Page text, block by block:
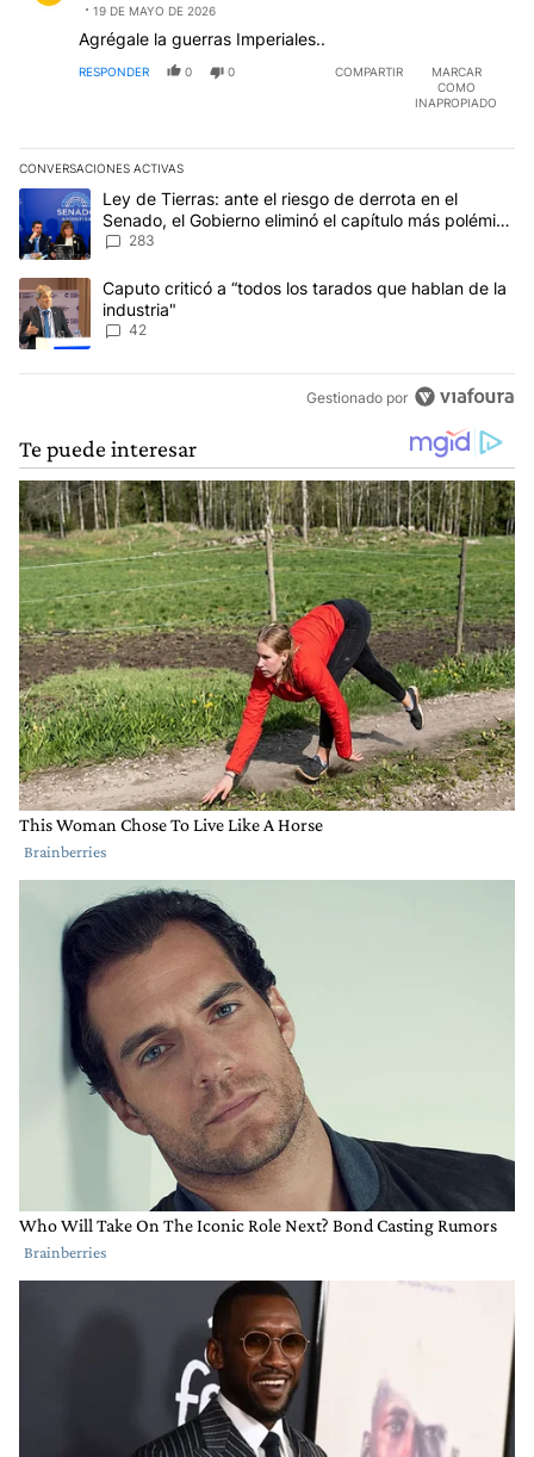
19 DE MAYO DE 2026
Agrégale la guerras Imperiales..
RESPONDER 0 0 COMPARTIR
MARCAR
COMO
INAPROPIADO
CONVERSACIONES ACTIVAS
Este listado muestra los artículos con más comentarios en los
Un artículo de tendencia con el título "Ley de Tierras: ante el
Ley de Tierras: ante el riesgo de derrota en el
Senado, el Gobierno eliminó el capítulo más polémico
del proyecto
283
Un artículo de tendencia con el título "Caputo criticó a “todos
Caputo criticó a “todos los tarados que hablan de la
industria"
42
Gestionado por